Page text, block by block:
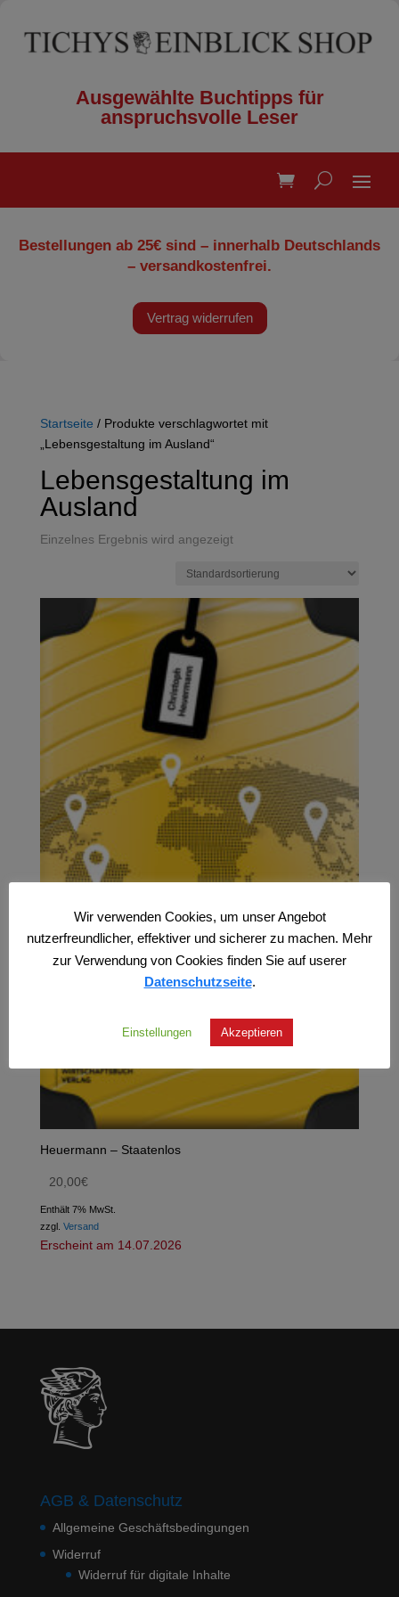
Ausgewählte Buchtipps für
anspruchsvolle Leser
Bestellungen ab 25€ sind – innerhalb Deutschlands
– versandkostenfrei.
Vertrag widerrufen
Startseite / Produkte verschlagwortet mit
„Lebensgestaltung im Ausland“
Lebensgestaltung im
Ausland
Einzelnes Ergebnis wird angezeigt
Heuermann – Staatenlos
20,00€
Enthält 7% MwSt.
zzgl. Versand
Erscheint am 14.07.2026
AGB & Datenschutz
Allgemeine Geschäftsbedingungen
Widerruf
Widerruf für digitale Inhalte
Wir verwenden Cookies, um unser Angebot
nutzerfreundlicher, effektiver und sicherer zu machen. Mehr
zur Verwendung von Cookies finden Sie auf userer
Datenschutzseite.
Einstellungen Akzeptieren